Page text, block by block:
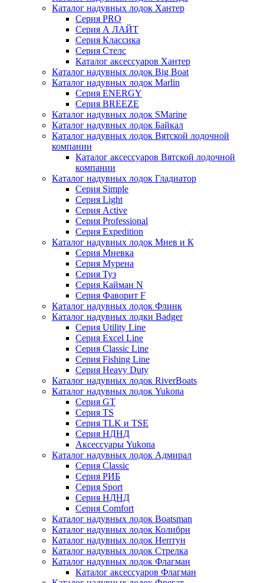
Каталог надувных лодок Хантер
Серия PRO
Серия А ЛАЙТ
Серия Классика
Серия Стелс
Каталог аксессуаров Хантер
Каталог надувных лодок Big Boat
Каталог надувных лодок Marlin
Серия ENERGY
Серия BREEZE
Каталог надувных лодок SMarine
Каталог надувных лодок Байкал
Каталог надувных лодок Вятской лодочной
компании
Каталог аксессуаров Вятской лодочной
компании
Каталог надувных лодок Гладиатор
Серия Simple
Серия Light
Серия Active
Серия Professional
Серия Expedition
Каталог надувных лодок Мнев и К
Серия Мневка
Серия Мурена
Серия Туз
Серия Кайман N
Серия Фаворит F
Каталог надувных лодок Флинк
Каталог надувных лодки Badger
Серия Utility Line
Серия Excel Line
Серия Classic Line
Серия Fishing Line
Серия Heavy Duty
Каталог надувных лодок RiverBoats
Каталог надувных лодок Yukona
Серия GT
Серия TS
Серия TLK и TSE
Серия НДНД
Аксессуары Yukona
Каталог надувных лодок Адмирал
Серия Classic
Серия РИБ
Серия Sport
Серия НДНД
Серия Comfort
Каталог надувных лодок Boatsman
Каталог надувных лодок Колибри
Каталог надувных лодок Нептун
Каталог надувных лодок Стрелка
Каталог надувных лодок Флагман
Каталог аксессуаров Флагман